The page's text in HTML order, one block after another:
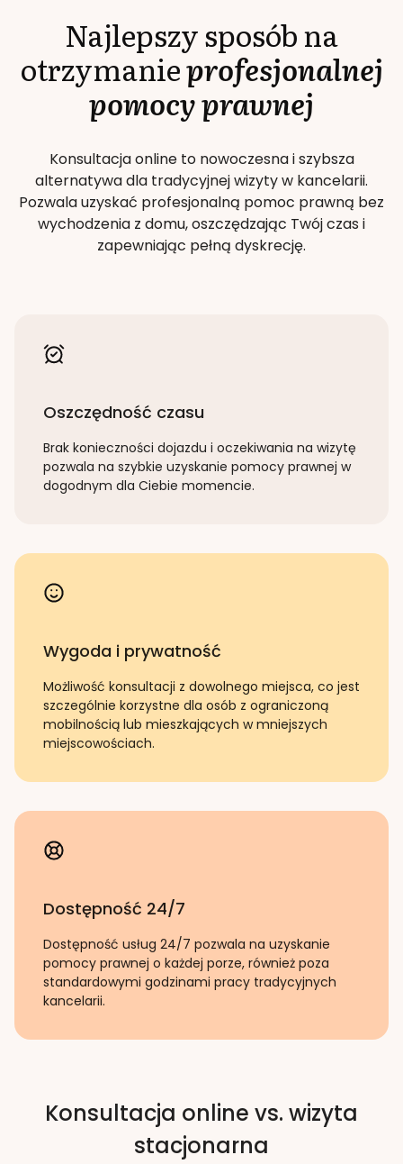
Najlepszy sposób na
otrzymanieprofesjonalnej
pomocy prawnej
Konsultacja online to nowoczesna i szybsza
alternatywa dla tradycyjnej wizyty w kancelarii.
Pozwala uzyskać profesjonalną pomoc prawną bez
wychodzenia z domu, oszczędzając Twój czas i
zapewniając pełną dyskrecję.
Oszczędność czasu
Brak konieczności dojazdu i oczekiwania na wizytę
pozwala na szybkie uzyskanie pomocy prawnej w
dogodnym dla Ciebie momencie.
Wygoda i prywatność
Możliwość konsultacji z dowolnego miejsca, co jest
szczególnie korzystne dla osób z ograniczoną
mobilnością lub mieszkających w mniejszych
miejscowościach.
Dostępność 24/7
Dostępność usług 24/7 pozwala na uzyskanie
pomocy prawnej o każdej porze, również poza
standardowymi godzinami pracy tradycyjnych
kancelarii.
Konsultacja online vs. wizyta
stacjonarna